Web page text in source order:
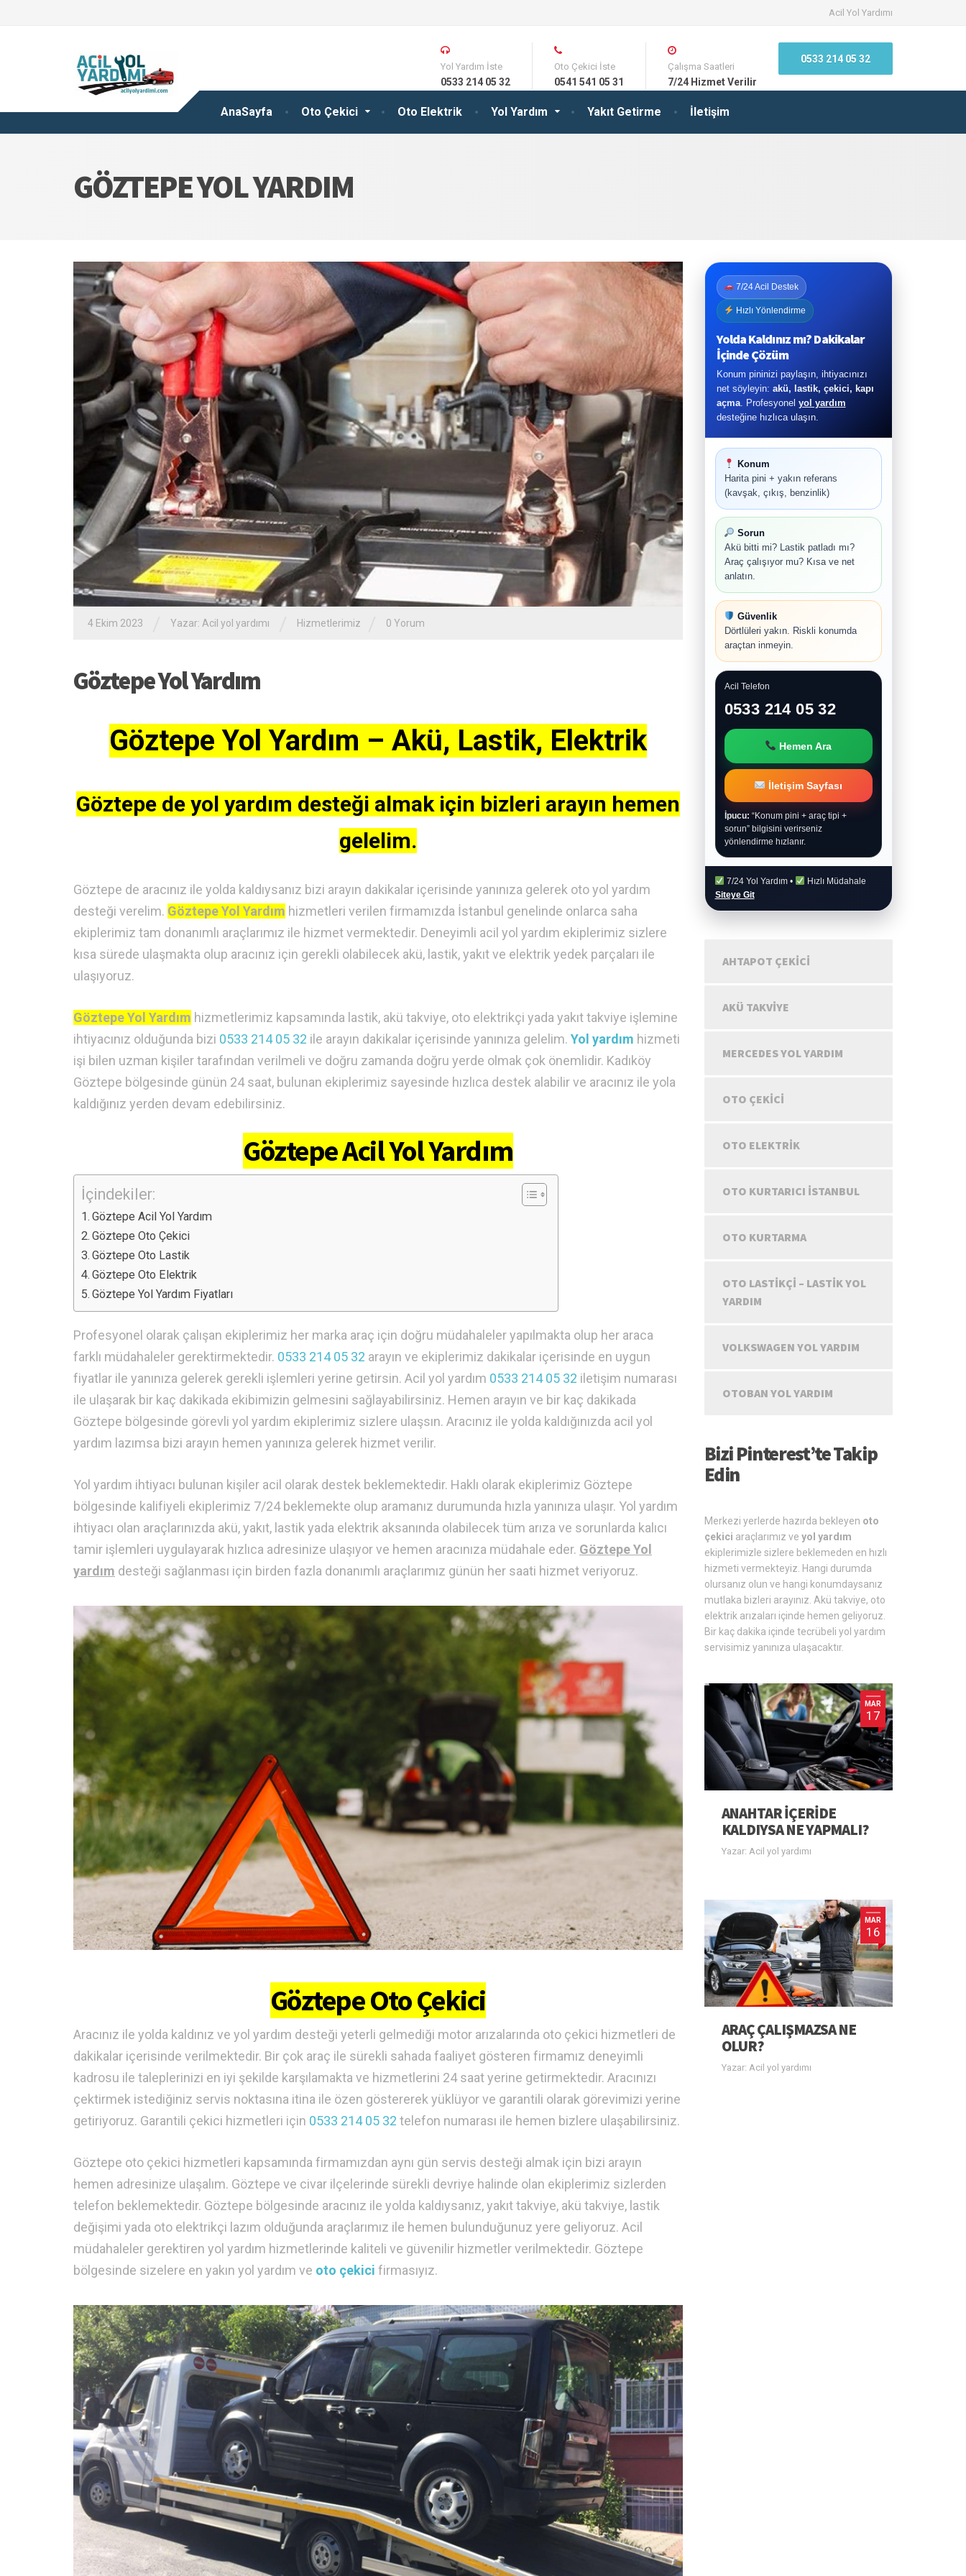
Acil Yol Yardımı
AnaSayfa Oto Çekici Oto Elektrik Yol Yardım Yakıt Getirme İletişim
Yol Yardım İste
0533 214 05 32
Oto Çekici İste
0541 541 05 31
Çalışma Saatleri
7/24 Hizmet Verilir
0533 214 05 32
GÖZTEPE YOL YARDIM
4 Ekim 2023 Yazar: Acil yol yardımı Hizmetlerimiz 0 Yorum
Göztepe Yol Yardım
Göztepe Yol Yardım – Akü, Lastik, Elektrik
Göztepe de yol yardım desteği almak için bizleri arayın hemen
gelelim.
Göztepe de aracınız ile yolda kaldıysanız bizi arayın dakikalar içerisinde yanınıza gelerek oto yol yardım
desteği verelim. Göztepe Yol Yardım hizmetleri verilen firmamızda İstanbul genelinde onlarca saha
ekiplerimiz tam donanımlı araçlarımız ile hizmet vermektedir. Deneyimli acil yol yardım ekiplerimiz sizlere
kısa sürede ulaşmakta olup aracınız için gerekli olabilecek akü, lastik, yakıt ve elektrik yedek parçaları ile
ulaşıyoruz.
Göztepe Yol Yardım hizmetlerimiz kapsamında lastik, akü takviye, oto elektrikçi yada yakıt takviye işlemine
ihtiyacınız olduğunda bizi 0533 214 05 32 ile arayın dakikalar içerisinde yanınıza gelelim. Yol yardım hizmeti
işi bilen uzman kişiler tarafından verilmeli ve doğru zamanda doğru yerde olmak çok önemlidir. Kadıköy
Göztepe bölgesinde günün 24 saat, bulunan ekiplerimiz sayesinde hızlıca destek alabilir ve aracınız ile yola
kaldığınız yerden devam edebilirsiniz.
Göztepe Acil Yol Yardım
İçindekiler:
Göztepe Acil Yol Yardım
Göztepe Oto Çekici
Göztepe Oto Lastik
Göztepe Oto Elektrik
Göztepe Yol Yardım Fiyatları
Profesyonel olarak çalışan ekiplerimiz her marka araç için doğru müdahaleler yapılmakta olup her araca
farklı müdahaleler gerektirmektedir. 0533 214 05 32 arayın ve ekiplerimiz dakikalar içerisinde en uygun
fiyatlar ile yanınıza gelerek gerekli işlemleri yerine getirsin. Acil yol yardım 0533 214 05 32 iletişim numarası
ile ulaşarak bir kaç dakikada ekibimizin gelmesini sağlayabilirsiniz. Hemen arayın ve bir kaç dakikada
Göztepe bölgesinde görevli yol yardım ekiplerimiz sizlere ulaşsın. Aracınız ile yolda kaldığınızda acil yol
yardım lazımsa bizi arayın hemen yanınıza gelerek hizmet verilir.
Yol yardım ihtiyacı bulunan kişiler acil olarak destek beklemektedir. Haklı olarak ekiplerimiz Göztepe
bölgesinde kalifiyeli ekiplerimiz 7/24 beklemekte olup aramanız durumunda hızla yanınıza ulaşır. Yol yardım
ihtiyacı olan araçlarınızda akü, yakıt, lastik yada elektrik aksanında olabilecek tüm arıza ve sorunlarda kalıcı
tamir işlemleri uygulayarak hızlıca adresinize ulaşıyor ve hemen aracınıza müdahale eder. Göztepe Yol
yardım desteği sağlanması için birden fazla donanımlı araçlarımız günün her saati hizmet veriyoruz.
Göztepe Oto Çekici
Aracınız ile yolda kaldınız ve yol yardım desteği yeterli gelmediği motor arızalarında oto çekici hizmetleri de
dakikalar içerisinde verilmektedir. Bir çok araç ile sürekli sahada faaliyet gösteren firmamız deneyimli
kadrosu ile taleplerinizi en iyi şekilde karşılamakta ve hizmetlerini 24 saat yerine getirmektedir. Aracınızı
çektirmek istediğiniz servis noktasına itina ile özen göstererek yüklüyor ve garantili olarak görevimizi yerine
getiriyoruz. Garantili çekici hizmetleri için 0533 214 05 32 telefon numarası ile hemen bizlere ulaşabilirsiniz.
Göztepe oto çekici hizmetleri kapsamında firmamızdan aynı gün servis desteği almak için bizi arayın
hemen adresinize ulaşalım. Göztepe ve civar ilçelerinde sürekli devriye halinde olan ekiplerimiz sizlerden
telefon beklemektedir. Göztepe bölgesinde aracınız ile yolda kaldıysanız, yakıt takviye, akü takviye, lastik
değişimi yada oto elektrikçi lazım olduğunda araçlarımız ile hemen bulunduğunuz yere geliyoruz. Acil
müdahaleler gerektiren yol yardım hizmetlerinde kaliteli ve güvenilir hizmetler verilmektedir. Göztepe
bölgesinde sizelere en yakın yol yardım ve oto çekici firmasıyız.
7/24 Acil Destek
Hızlı Yönlendirme
Yolda Kaldınız mı? Dakikalar
İçinde Çözüm
Konum pininizi paylaşın, ihtiyacınızı
net söyleyin: akü, lastik, çekici, kapı
açma. Profesyonel yol yardım
desteğine hızlıca ulaşın.
Konum
Harita pini + yakın referans
(kavşak, çıkış, benzinlik)
Sorun
Akü bitti mi? Lastik patladı mı?
Araç çalışıyor mu? Kısa ve net
anlatın.
Güvenlik
Dörtlüleri yakın. Riskli konumda
araçtan inmeyin.
Acil Telefon
0533 214 05 32
Hemen Ara
İletişim Sayfası
İpucu: “Konum pini + araç tipi +
sorun” bilgisini verirseniz
yönlendirme hızlanır.
7/24 Yol Yardım •
Hızlı Müdahale
Siteye Git
AHTAPOT ÇEKICI
AKÜ TAKVIYE
MERCEDES YOL YARDIM
OTO ÇEKICI
OTO ELEKTRIK
OTO KURTARICI İSTANBUL
OTO KURTARMA
OTO LASTIKÇI – LASTIK YOL
YARDIM
VOLKSWAGEN YOL YARDIM
OTOBAN YOL YARDIM
Bizi Pinterest’te Takip
Edin
Merkezi yerlerde hazırda bekleyen oto
çekici araçlarımız ve yol yardım
ekiplerimizle sizlere beklemeden en hızlı
hizmeti vermekteyiz. Hangi durumda
olursanız olun ve hangi konumdaysanız
mutlaka bizleri arayınız. Akü takviye, oto
elektrik arızaları içinde hemen geliyoruz.
Bir kaç dakika içinde tecrübeli yol yardım
servisimiz yanınıza ulaşacaktır.
MAR
17
ANAHTAR IÇERIDE
KALDIYSA NE YAPMALI?
Yazar: Acil yol yardımı
MAR
16
ARAÇ ÇALIŞMAZSA NE
OLUR?
Yazar: Acil yol yardımı